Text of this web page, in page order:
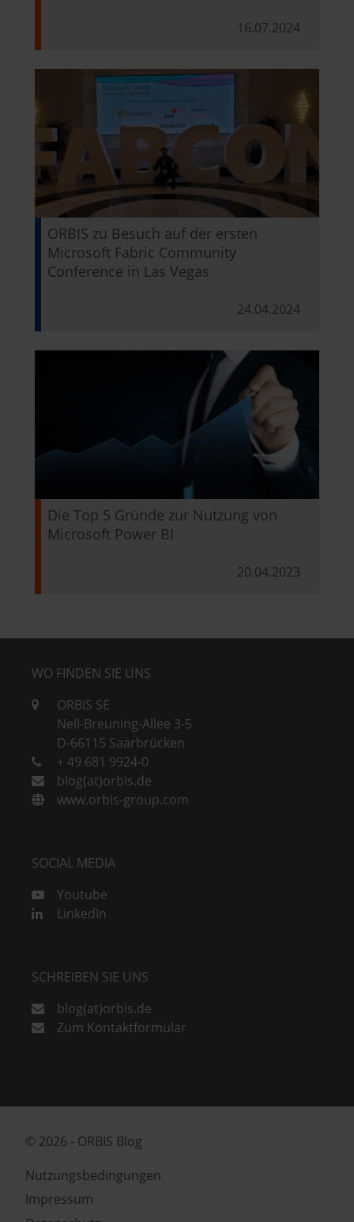
16.07.2024
ORBIS zu Besuch auf der ersten
Microsoft Fabric Community
Conference in Las Vegas
24.04.2024
Die Top 5 Gründe zur Nutzung von
Microsoft Power BI
20.04.2023
WO FINDEN SIE UNS
ORBIS SE
Nell-Breuning-Allee 3-5
D-66115 Saarbrücken
+ 49 681 9924-0
blog(at)orbis.de
www.orbis-group.com
SOCIAL MEDIA
Youtube
LinkedIn
SCHREIBEN SIE UNS
blog(at)orbis.de
Zum Kontaktformular
© 2026 - ORBIS Blog
Nutzungsbedingungen
Impressum